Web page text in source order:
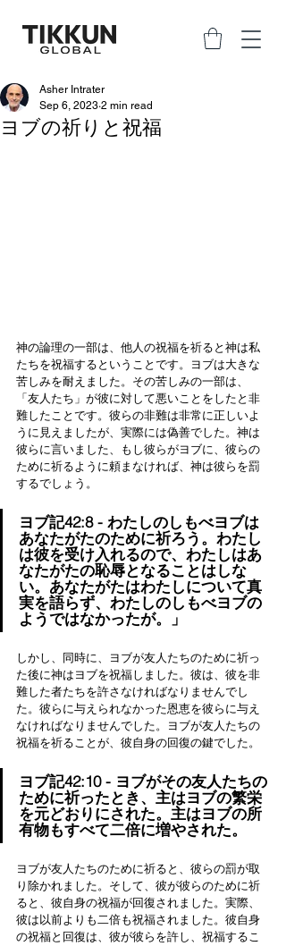
ヨブの祈りと祝福
Asher Intrater
Sep 6, 2023 2 min read
神の論理の一部は、他人の祝福を祈ると神は私
たちを祝福するということです。ヨブは大きな
苦しみを耐えました。その苦しみの一部は、
「友人たち」が彼に対して悪いことをしたと非
難したことです。彼らの非難は非常に正しいよ
うに見えましたが、実際には偽善でした。神は
彼らに言いました、もし彼らがヨブに、彼らの
ために祈るように頼まなければ、神は彼らを罰
するでしょう。
ヨブ記42:8 - わたしのしもべヨブは
あなたがたのために祈ろう。わたし
は彼を受け入れるので、わたしはあ
なたがたの恥辱となることはしな
い。あなたがたはわたしについて真
実を語らず、わたしのしもべヨブの
ようではなかったが。」
しかし、同時に、ヨブが友人たちのために祈っ
た後に神はヨブを祝福しました。彼は、彼を非
難した者たちを許さなければなりませんでし
た。彼らに与えられなかった恩恵を彼らに与え
なければなりませんでした。ヨブが友人たちの
祝福を祈ることが、彼自身の回復の鍵でした。
ヨブ記42:10 - ヨブがその友人たちの
ために祈ったとき、主はヨブの繁栄
を元どおりにされた。主はヨブの所
有物もすべて二倍に増やされた。
ヨブが友人たちのために祈ると、彼らの罰が取
り除かれました。そして、彼が彼らのために祈
ると、彼自身の祝福が回復されました。実際、
彼は以前よりも二倍も祝福されました。彼自身
の祝福と回復は、彼が彼らを許し、祝福するこ